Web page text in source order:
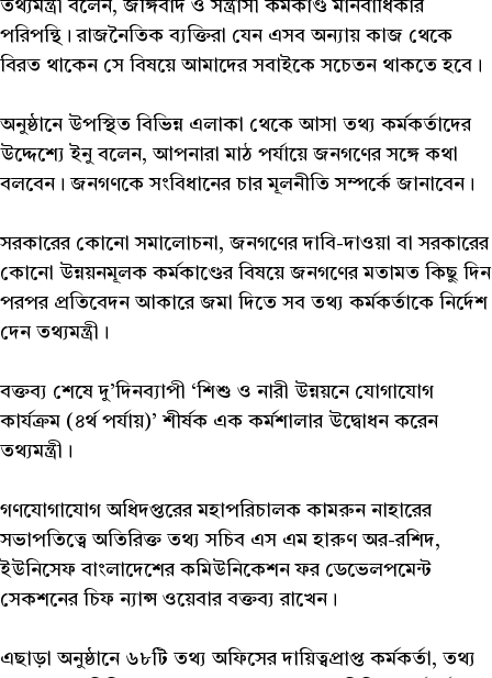
তথ্যমন্ত্রী বলেন, জঙ্গিবাদ ও সন্ত্রাসী কর্মকাণ্ড মানবাধিকার
পরিপন্থি। রাজনৈতিক ব্যক্তিরা যেন এসব অন্যায় কাজ থেকে
বিরত থাকেন সে বিষয়ে আমাদের সবাইকে সচেতন থাকতে হবে।
অনুষ্ঠানে উপস্থিত বিভিন্ন এলাকা থেকে আসা তথ্য কর্মকর্তাদের
উদ্দেশ্যে ইনু বলেন, আপনারা মাঠ পর্যায়ে জনগণের সঙ্গে কথা
বলবেন। জনগণকে সংবিধানের চার মূলনীতি সম্পর্কে জানাবেন।
সরকারের কোনো সমালোচনা, জনগণের দাবি-দাওয়া বা সরকারের
কোনো উন্নয়নমূলক কর্মকাণ্ডের বিষয়ে জনগণের মতামত কিছু দিন
পরপর প্রতিবেদন আকারে জমা দিতে সব তথ্য কর্মকর্তাকে নির্দেশ
দেন তথ্যমন্ত্রী।
বক্তব্য শেষে দু’দিনব্যাপী ‘শিশু ও নারী উন্নয়নে যোগাযোগ
কার্যক্রম (৪র্থ পর্যায়)’ শীর্ষক এক কর্মশালার উদ্বোধন করেন
তথ্যমন্ত্রী।
গণযোগাযোগ অধিদপ্তরের মহাপরিচালক কামরুন নাহারের
সভাপতিত্বে অতিরিক্ত তথ্য সচিব এস এম হারুণ অর-রশিদ,
ইউনিসেফ বাংলাদেশের কমিউনিকেশন ফর ডেভেলপমেন্ট
সেকশনের চিফ ন্যান্স ওয়েবার বক্তব্য রাখেন।
এছাড়া অনুষ্ঠানে ৬৮টি তথ্য অফিসের দায়িত্বপ্রাপ্ত কর্মকর্তা, তথ্য